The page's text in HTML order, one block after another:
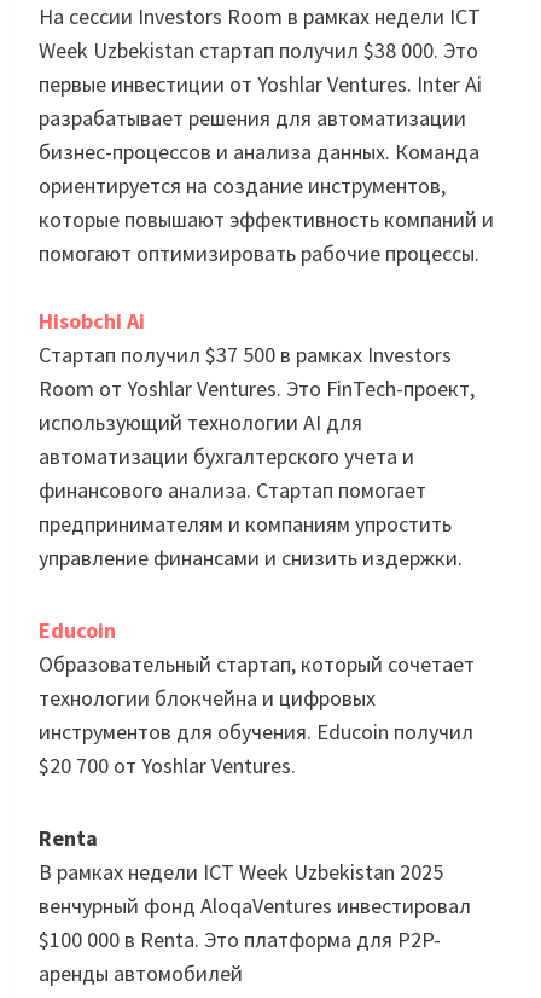
На сессии Investors Room в рамках недели ICT
Week Uzbekistan стартап получил $38 000. Это
первые инвестиции от Yoshlar Ventures. Inter Ai
разрабатывает решения для автоматизации
бизнес-процессов и анализа данных. Команда
ориентируется на создание инструментов,
которые повышают эффективность компаний и
помогают оптимизировать рабочие процессы.
Hisobchi Ai
Стартап получил $37 500 в рамках Investors
Room от Yoshlar Ventures. Это FinTech-проект,
использующий технологии AI для
автоматизации бухгалтерского учета и
финансового анализа. Стартап помогает
предпринимателям и компаниям упростить
управление финансами и снизить издержки.
Educoin
Образовательный стартап, который сочетает
технологии блокчейна и цифровых
инструментов для обучения. Educoin получил
$20 700 от Yoshlar Ventures.
Renta
В рамках недели ICT Week Uzbekistan 2025
венчурный фонд AloqaVentures инвестировал
$100 000 в Renta. Это платформа для P2P-
аренды автомобилей